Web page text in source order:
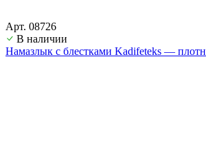
Арт. 08726
В наличии
Намазлык с блестками Kadifeteks —